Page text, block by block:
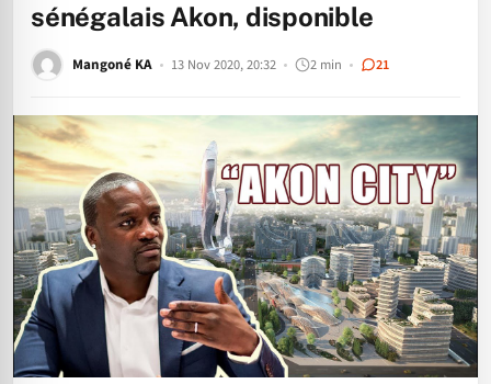
sénégalais Akon, disponible
Mangoné KA 13 Nov 2020, 20:32 2 min 21